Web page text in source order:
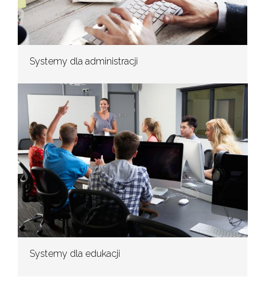
Systemy dla administracji
Systemy dla edukacji